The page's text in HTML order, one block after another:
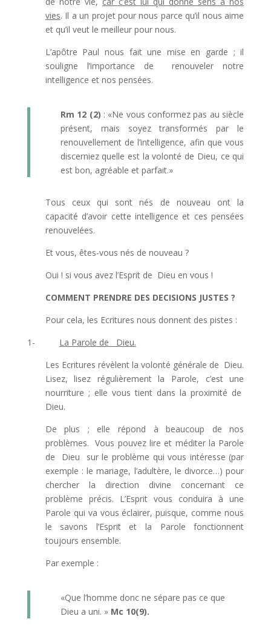
vies. Il a un projet pour nous parce qu’il nous aime
et qu’il veut le meilleur pour nous.
L’apôtre Paul nous fait une mise en garde ; il
souligne l’importance de renouveler notre
intelligence et nos pensées.
Rm 12 (2) : «Ne vous conformez pas au siècle
présent, mais soyez transformés par le
renouvellement de l’intelligence, afin que vous
discerniez quelle est la volonté de Dieu, ce qui
est bon, agréable et parfait.»
Tous ceux qui sont nés de nouveau ont la
capacité d’avoir cette intelligence et ces pensées
renouvelées.
Et vous, êtes-vous nés de nouveau ?
Oui ! si vous avez l’Esprit de Dieu en vous !
COMMENT PRENDRE DES DECISIONS JUSTES ?
Pour cela, les Ecritures nous donnent des pistes :
1- La Parole de Dieu.
Les Ecritures révèlent la volonté générale de Dieu.
Lisez, lisez régulièrement la Parole, c’est une
nourriture ; elle vous tient dans la proximité de
Dieu.
De plus ; elle répond à beaucoup de nos
problèmes. Vous pouvez lire et méditer la Parole
de Dieu sur le problème qui vous intéresse (par
exemple : le mariage, l’adultère, le divorce…) pour
chercher la direction divine concernant ce
problème précis. L’Esprit vous conduira à une
Parole qui va vous éclairer, puisque, comme nous
le savons l’Esprit et la Parole fonctionnent
toujours ensemble.
Par exemple :
«Que l’homme donc ne sépare pas ce que
Dieu a uni. » Mc 10(9).